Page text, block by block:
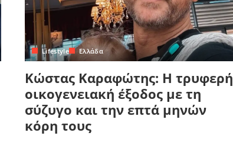
Lifestyle Ελλάδα
Κώστας Καραφώτης: Η τρυφερή
οικογενειακή έξοδος με τη
σύζυγο και την επτά μηνών
κόρη τους